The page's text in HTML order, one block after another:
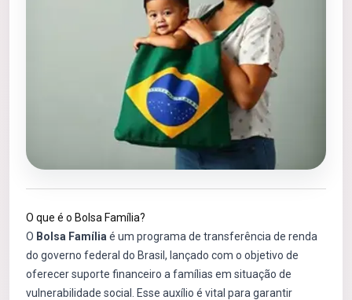
O que é o Bolsa Família?
O Bolsa Família é um programa de transferência de renda
do governo federal do Brasil, lançado com o objetivo de
oferecer suporte financeiro a famílias em situação de
vulnerabilidade social. Esse auxílio é vital para garantir